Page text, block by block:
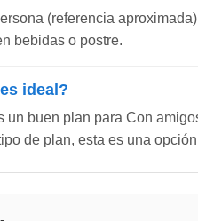
(referencia
bebidas o postre.
ideal?
un buen plan para Con
de plan, esta es una